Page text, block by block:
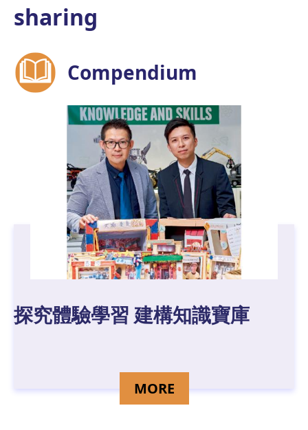
sharing
Compendium
探究體驗學習 建構知識寶庫
MOREDETAILS FOR